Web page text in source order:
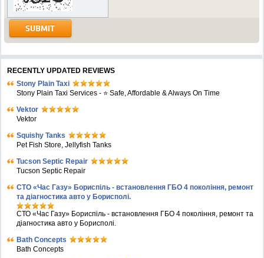
RECENTLY UPDATED REVIEWS
Stony Plain Taxi
Stony Plain Taxi Services - ⭐ Safe, Affordable & Always On Time
Vektor
Vektor
Squishy Tanks
Pet Fish Store, Jellyfish Tanks
Tucson Septic Repair
Tucson Septic Repair
СТО «Час Газу» Бориспіль - встановлення ГБО 4 покоління, ремонт
та діагностика авто у Борисполі.
СТО «Час Газу» Бориспіль - встановлення ГБО 4 покоління, ремонт та
діагностика авто у Борисполі.
Bath Concepts
Bath Concepts